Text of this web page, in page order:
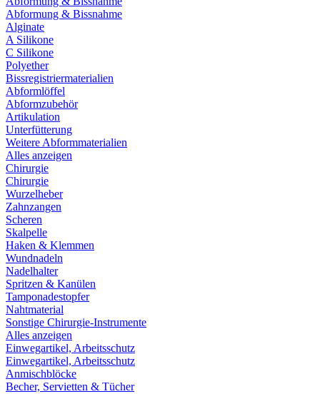
Abformung & Bissnahme
Alginate
A Silikone
C Silikone
Polyether
Bissregistriermaterialien
Abformlöffel
Abformzubehör
Artikulation
Unterfütterung
Weitere Abformmaterialien
Alles anzeigen
Chirurgie
Chirurgie
Wurzelheber
Zahnzangen
Scheren
Skalpelle
Haken & Klemmen
Wundnadeln
Nadelhalter
Spritzen & Kanülen
Tamponadestopfer
Nahtmaterial
Sonstige Chirurgie-Instrumente
Alles anzeigen
Einwegartikel, Arbeitsschutz
Einwegartikel, Arbeitsschutz
Anmischblöcke
Becher, Servietten & Tücher